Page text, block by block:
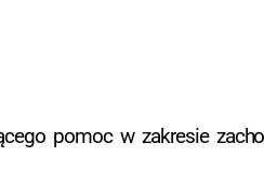
pomoc w zakresie